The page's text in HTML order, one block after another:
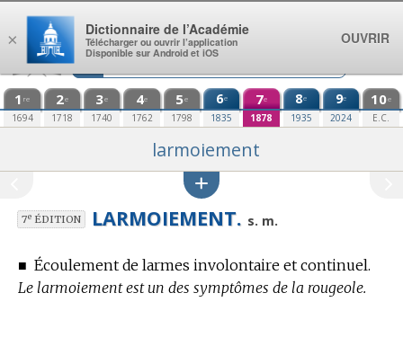
Aller au contenu
1 re
1694
2e
1718
3e
1740
4e
1762
5e
1798
6e
1835
7e
1878
8e
1935
9e
2024
10e
E.C.
larmoiement
7eÉDITION LARMOIEMENT. s. m.
■ Écoulement de larmes involontaire et continuel.
Le larmoiement est un des symptômes de la rougeole.
×
Dictionnaire de l’Académie
Télécharger ou ouvrir l’application
Disponible sur Android et iOS
OUVRIR